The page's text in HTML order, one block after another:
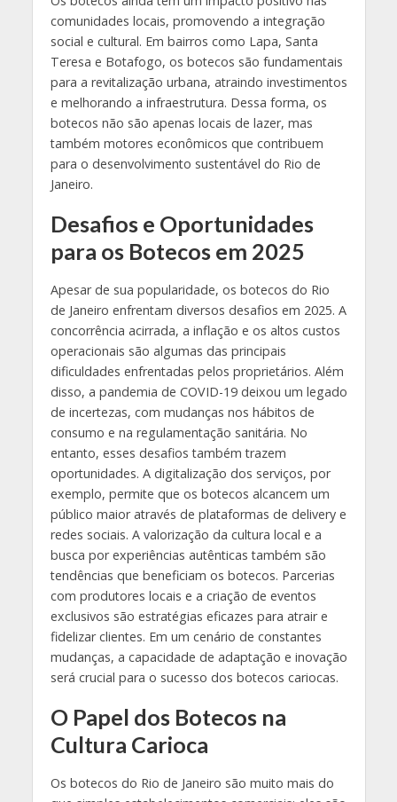
comunidades locais, promovendo a integração
social e cultural. Em bairros como Lapa, Santa
Teresa e Botafogo, os botecos são fundamentais
para a revitalização urbana, atraindo investimentos
e melhorando a infraestrutura. Dessa forma, os
botecos não são apenas locais de lazer, mas
também motores econômicos que contribuem
para o desenvolvimento sustentável do Rio de
Janeiro.
Desafios e Oportunidades
para os Botecos em 2025
Apesar de sua popularidade, os botecos do Rio
de Janeiro enfrentam diversos desafios em 2025. A
concorrência acirrada, a inflação e os altos custos
operacionais são algumas das principais
dificuldades enfrentadas pelos proprietários. Além
disso, a pandemia de COVID-19 deixou um legado
de incertezas, com mudanças nos hábitos de
consumo e na regulamentação sanitária. No
entanto, esses desafios também trazem
oportunidades. A digitalização dos serviços, por
exemplo, permite que os botecos alcancem um
público maior através de plataformas de delivery e
redes sociais. A valorização da cultura local e a
busca por experiências autênticas também são
tendências que beneficiam os botecos. Parcerias
com produtores locais e a criação de eventos
exclusivos são estratégias eficazes para atrair e
fidelizar clientes. Em um cenário de constantes
mudanças, a capacidade de adaptação e inovação
será crucial para o sucesso dos botecos cariocas.
O Papel dos Botecos na
Cultura Carioca
Os botecos do Rio de Janeiro são muito mais do